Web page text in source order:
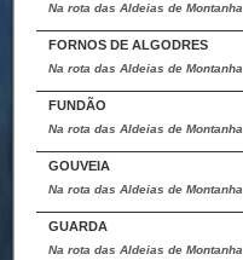
Na rota das Aldeias de Montanha
FORNOS DE ALGODRES
Na rota das Aldeias de Montanha
FUNDÃO
Na rota das Aldeias de Montanha
GOUVEIA
Na rota das Aldeias de Montanha
GUARDA
Na rota das Aldeias de Montanha